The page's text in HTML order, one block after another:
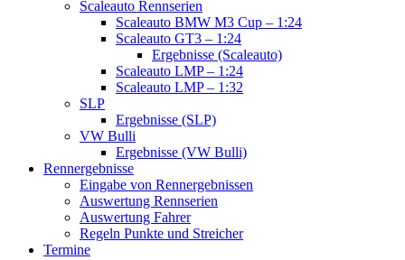
Scaleauto Rennserien
Scaleauto BMW M3 Cup – 1:24
Scaleauto GT3 – 1:24
Ergebnisse (Scaleauto)
Scaleauto LMP – 1:24
Scaleauto LMP – 1:32
SLP
Ergebnisse (SLP)
VW Bulli
Ergebnisse (VW Bulli)
Rennergebnisse
Eingabe von Rennergebnissen
Auswertung Rennserien
Auswertung Fahrer
Regeln Punkte und Streicher
Termine